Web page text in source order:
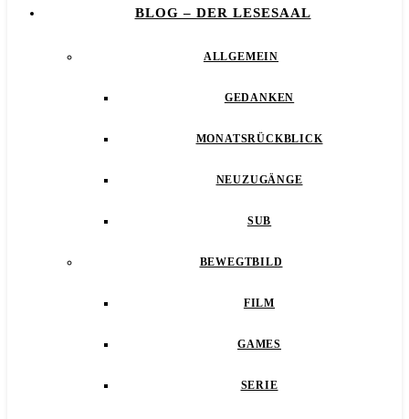
BLOG – DER LESESAAL
ALLGEMEIN
GEDANKEN
MONATSRÜCKBLICK
NEUZUGÄNGE
SUB
BEWEGTBILD
FILM
GAMES
SERIE